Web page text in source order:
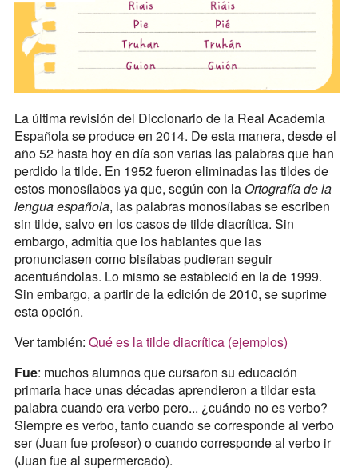
La última revisión del Diccionario de la Real Academia
Española se produce en 2014. De esta manera, desde el
año 52 hasta hoy en día son varias las palabras que han
perdido la tilde. En 1952 fueron eliminadas las tildes de
estos monosílabos ya que, según con la Ortografía de la
lengua española, las palabras monosílabas se escriben
sin tilde, salvo en los casos de tilde diacrítica. Sin
embargo, admitía que los hablantes que las
pronunciasen como bisílabas pudieran seguir
acentuándolas. Lo mismo se estableció en la de 1999.
Sin embargo, a partir de la edición de 2010, se suprime
esta opción.
Ver también: Qué es la tilde diacrítica (ejemplos)
Fue: muchos alumnos que cursaron su educación
primaria hace unas décadas aprendieron a tildar esta
palabra cuando era verbo pero... ¿cuándo no es verbo?
Siempre es verbo, tanto cuando se corresponde al verbo
ser (Juan fue profesor) o cuando corresponde al verbo ir
(Juan fue al supermercado).